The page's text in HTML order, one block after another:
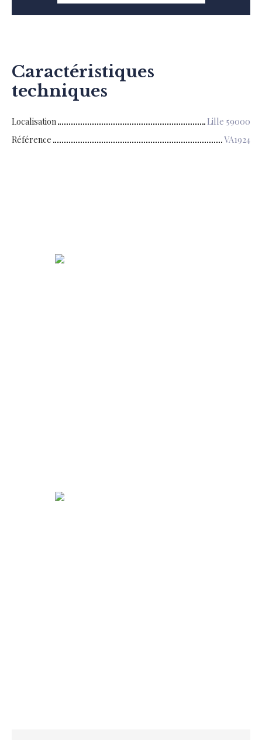
Caractéristiques
techniques
Localisation
Lille 59000
Référence
VA1924